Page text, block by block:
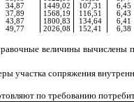
34,87
37,89
43,87
49,77
1449,02
1568,19
1800,83
2026,08
107,31
116,51
134,64
152,41
6,45
6,43
6,41
6,38
величины
участка сопряжения
по требованию